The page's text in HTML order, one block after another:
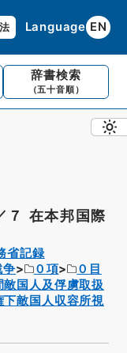
Language EN
辞書検索
（五十音順）
７ 在本邦国際
省記録
０項
０目
国人及俘虜取扱
敵国人収容所視